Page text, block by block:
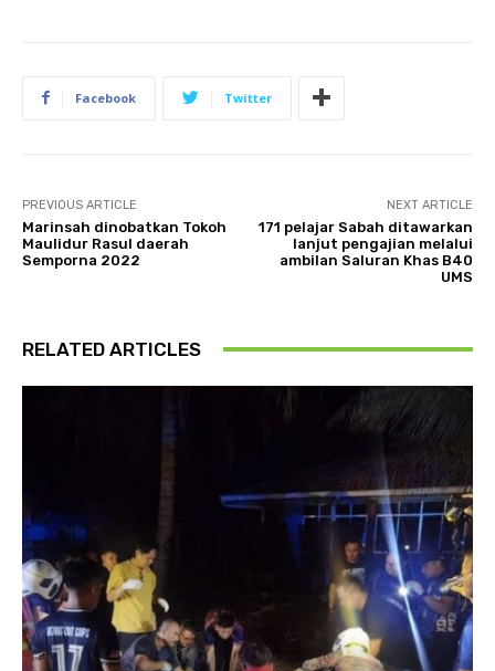
Facebook Twitter
PREVIOUS ARTICLE
Marinsah dinobatkan Tokoh
Maulidur Rasul daerah
Semporna 2022
NEXT ARTICLE
171 pelajar Sabah ditawarkan
lanjut pengajian melalui
ambilan Saluran Khas B40
UMS
RELATED ARTICLES